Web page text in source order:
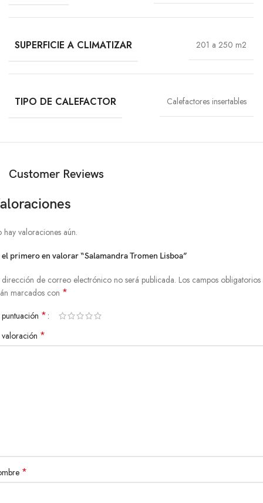
SUPERFICIE A CLIMATIZAR 201 a 250 m2
TIPO DE CALEFACTOR Calefactores insertables
Customer Reviews
hay valoraciones aún.
el primero en valorar “Salamandra Tromen Lisboa”
dirección de correo electrónico no será publicada. Los campos obligatorios
marcados con *
*
valoración *
*